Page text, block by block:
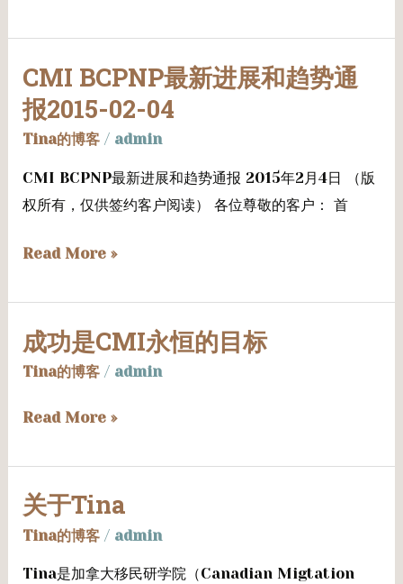
CMI BCPNP最新进展和趋势通
报2015-02-04
Tina的博客 / admin
CMI BCPNP最新进展和趋势通报 2015年2月4日 （版
权所有，仅供签约客户阅读） 各位尊敬的客户： 首
CMI
BCPNP
最
进
展
趋
报
2015-
04
Read More »
成功是CMI永恒的目标
Tina的博客 / admin
成
功
CMI
恒
的
目
Read More »
关于Tina
Tina的博客 / admin
Tina是加拿大移民研学院（Canadian Migtation
关
于